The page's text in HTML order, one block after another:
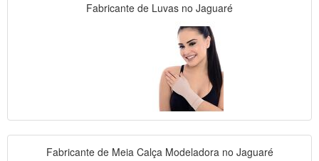
Fabricante de Luvas no Jaguaré
Fabricante de Meia Calça Modeladora no Jaguaré